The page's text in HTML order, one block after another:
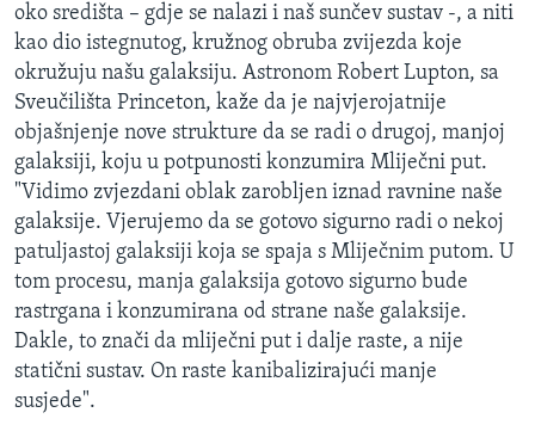
oko središta – gdje se nalazi i naš sunčev sustav -, a niti
kao dio istegnutog, kružnog obruba zvijezda koje
okružuju našu galaksiju. Astronom Robert Lupton, sa
Sveučilišta Princeton, kaže da je najvjerojatnije
objašnjenje nove strukture da se radi o drugoj, manjoj
galaksiji, koju u potpunosti konzumira Mliječni put.
"Vidimo zvjezdani oblak zarobljen iznad ravnine naše
galaksije. Vjerujemo da se gotovo sigurno radi o nekoj
patuljastoj galaksiji koja se spaja s Mliječnim putom. U
tom procesu, manja galaksija gotovo sigurno bude
rastrgana i konzumirana od strane naše galaksije.
Dakle, to znači da mliječni put i dalje raste, a nije
statični sustav. On raste kanibalizirajući manje
susjede".